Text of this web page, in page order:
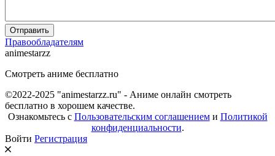
Отправить
Правообладателям
animestarzz
Смотреть аниме бесплатно
©2022-2025 "animestarzz.ru" - Аниме онлайн смотреть
бесплатно в хорошем качестве.
Ознакомьтесь с Пользовательским соглашениеми Политикой
конфиденциальности.
Войти Регистрация